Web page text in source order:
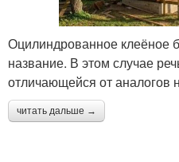
Оцилиндрованное клеёное
название. В этом случае
отличающейся от аналогов
читать дальше →